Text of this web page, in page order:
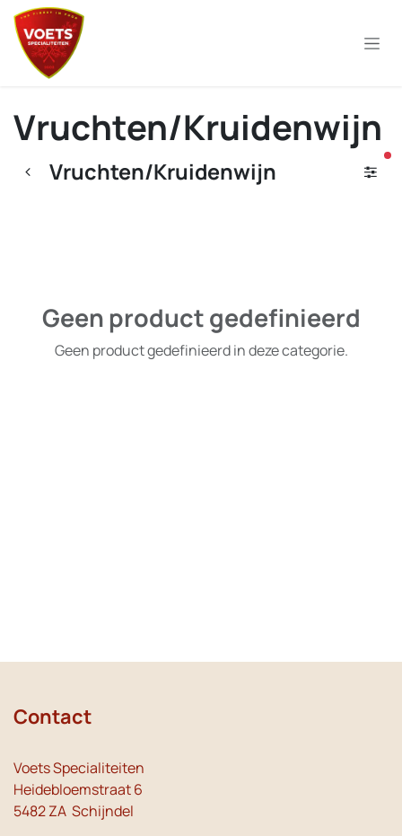
Overslaan naar inhoud
Vruchten/Kruidenwijn
Vruchten/Kruidenwijn
Geen product gedefinieerd
Geen product gedefinieerd in deze categorie.
Contact
Voets Specialiteiten
Heidebloemstraat 6
5482 ZA Schijndel